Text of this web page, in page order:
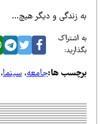
زندگی و دیگر هیچ…
اشتراک
ها:جامعه،سینما ،